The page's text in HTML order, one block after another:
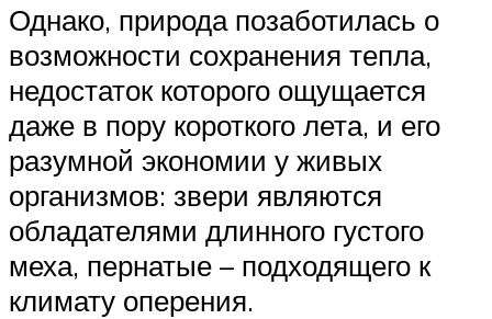
Однако, природа позаботилась о
возможности сохранения тепла,
недостаток которого ощущается
даже в пору короткого лета, и его
разумной экономии у живых
организмов: звери являются
обладателями длинного густого
меха, пернатые – подходящего к
климату оперения.